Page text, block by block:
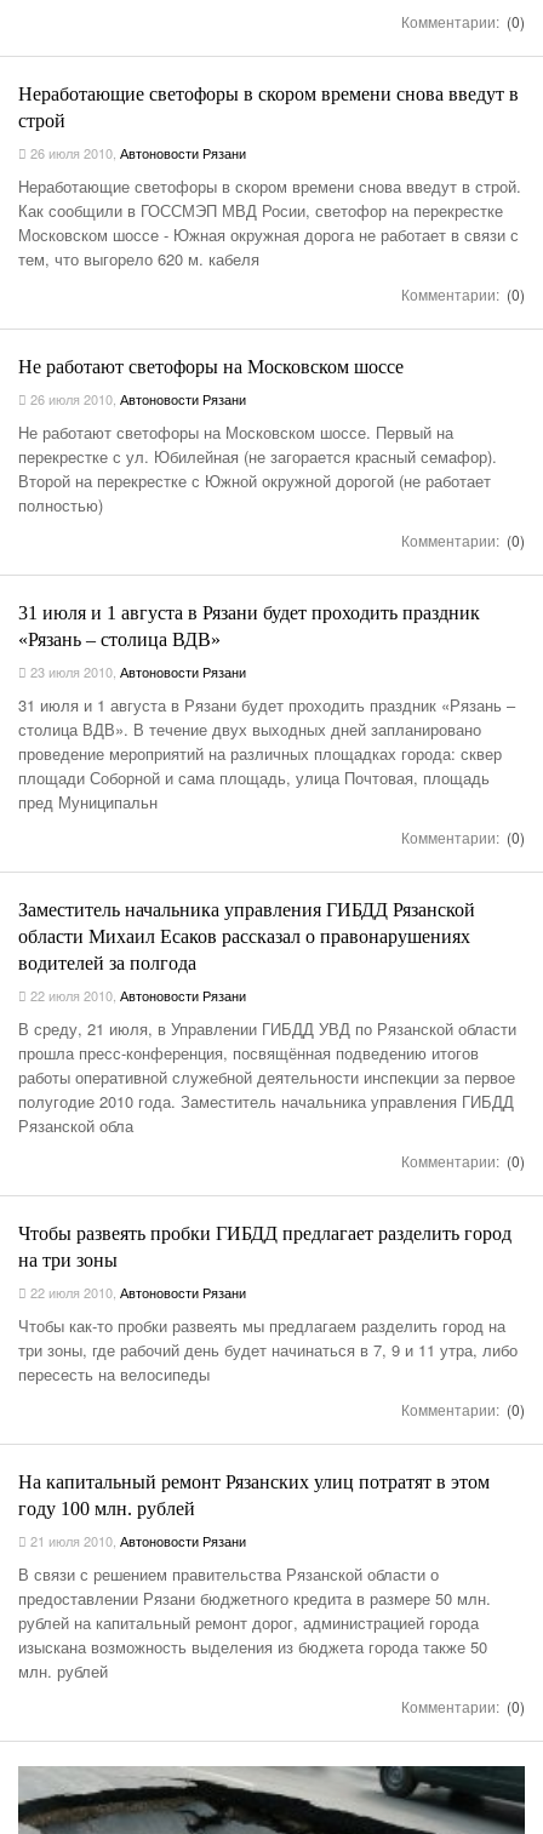
Комментарии: (0)
Неработающие светофоры в скором времени снова введут в
строй
26 июля 2010, Автоновости Рязани
Неработающие светофоры в скором времени снова введут в строй.
Как сообщили в ГОССМЭП МВД Росии, светофор на перекрестке
Московском шоссе - Южная окружная дорога не работает в связи с
тем, что выгорело 620 м. кабеля
Комментарии: (0)
Не работают светофоры на Московском шоссе
26 июля 2010, Автоновости Рязани
Не работают светофоры на Московском шоссе. Первый на
перекрестке с ул. Юбилейная (не загорается красный семафор).
Второй на перекрестке с Южной окружной дорогой (не работает
полностью)
Комментарии: (0)
31 июля и 1 августа в Рязани будет проходить праздник
«Рязань – столица ВДВ»
23 июля 2010, Автоновости Рязани
31 июля и 1 августа в Рязани будет проходить праздник «Рязань –
столица ВДВ». В течение двух выходных дней запланировано
проведение мероприятий на различных площадках города: сквер
площади Соборной и сама площадь, улица Почтовая, площадь
пред Муниципальн
Комментарии: (0)
Заместитель начальника управления ГИБДД Рязанской
области Михаил Есаков рассказал о правонарушениях
водителей за полгода
22 июля 2010, Автоновости Рязани
В среду, 21 июля, в Управлении ГИБДД УВД по Рязанской области
прошла пресс-конференция, посвящённая подведению итогов
работы оперативной служебной деятельности инспекции за первое
полугодие 2010 года. Заместитель начальника управления ГИБДД
Рязанской обла
Комментарии: (0)
Чтобы развеять пробки ГИБДД предлагает разделить город
на три зоны
22 июля 2010, Автоновости Рязани
Чтобы как-то пробки развеять мы предлагаем разделить город на
три зоны, где рабочий день будет начинаться в 7, 9 и 11 утра, либо
пересесть на велосипеды
Комментарии: (0)
На капитальный ремонт Рязанских улиц потратят в этом
году 100 млн. рублей
21 июля 2010, Автоновости Рязани
В связи с решением правительства Рязанской области о
предоставлении Рязани бюджетного кредита в размере 50 млн.
рублей на капитальный ремонт дорог, администрацией города
изыскана возможность выделения из бюджета города также 50
млн. рублей
Комментарии: (0)